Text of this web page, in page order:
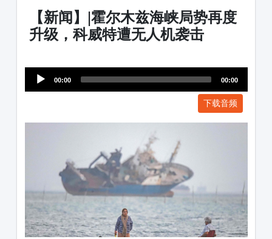
【新闻】|霍尔木兹海峡局势再度
升级，科威特遭无人机袭击
Player
00:00 00:00
下载音频